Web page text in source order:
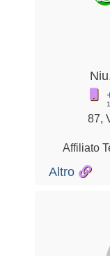
87,
Affiliato
Altro